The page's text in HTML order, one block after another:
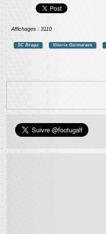
Affichages : 3110
SC Braga Vitoria Guimaraes